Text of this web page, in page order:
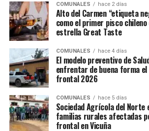
COMUNALES hace 2 días
Alto del Carmen “etiqueta
como el primer pisco
estrella Great Taste
COMUNALES hace 4 días
El modelo preventivo de
enfrentar de buena forma
frontal 2026
COMUNALES hace 5 días
Sociedad Agrícola del Norte
familias rurales afectadas
frontal en Vicuña